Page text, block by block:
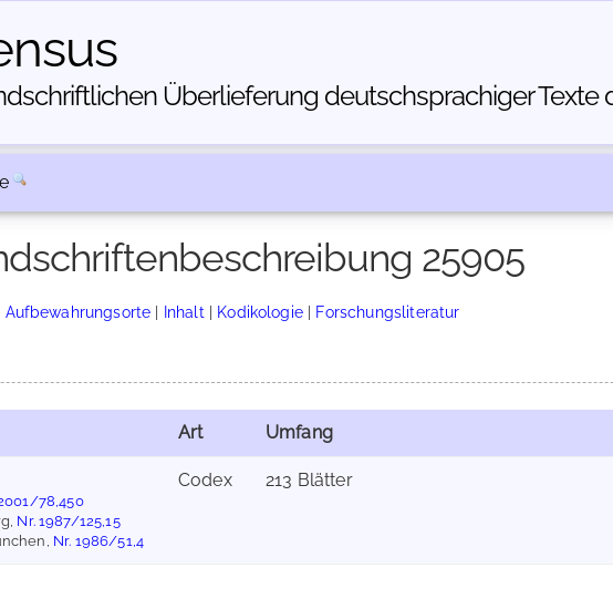
Über­lieferung deutschsprachiger Texte
25905
Aufbewahrungsorte | Inhalt | Kodikologie| Forschungsliteratur
Art Umfang
78,450
Nr. 1987/125,15
Nr. 1986/51,4
Codex 213 Blätter